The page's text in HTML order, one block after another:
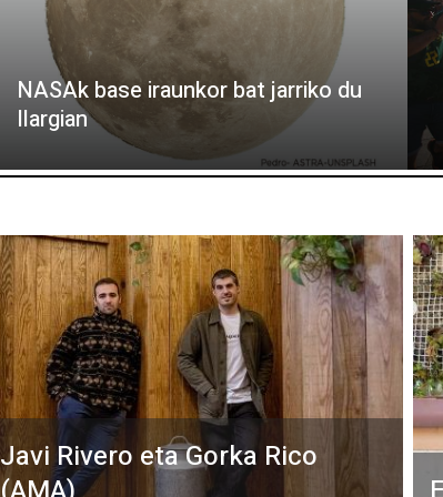
NASAk base iraunkor bat jarriko du
Ilargian
Javi Rivero eta Gorka Rico